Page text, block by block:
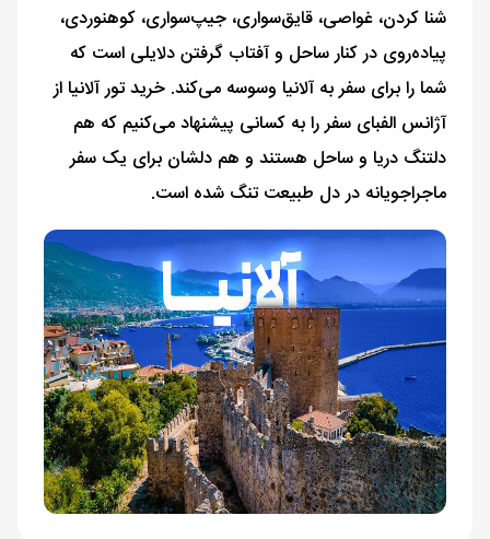
شنا کردن، غواصی، قایق‌سواری، جیپ‌سواری، کوهنوردی،
پیاده‌روی در کنار ساحل و آفتاب گرفتن دلایلی است که
شما را برای سفر به آلانیا وسوسه می‌کند. خرید تور آلانیا از
آژانس الفبای سفر را به کسانی پیشنهاد می‌کنیم که هم
دلتنگ دریا و ساحل هستند و هم دلشان برای یک سفر
ماجراجویانه در دل طبیعت تنگ شده است.